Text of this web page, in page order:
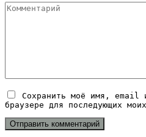
Комментарий
Сохранить моё имя, email
браузере для последующих